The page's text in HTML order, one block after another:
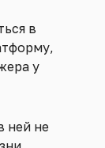
в
у
ней не